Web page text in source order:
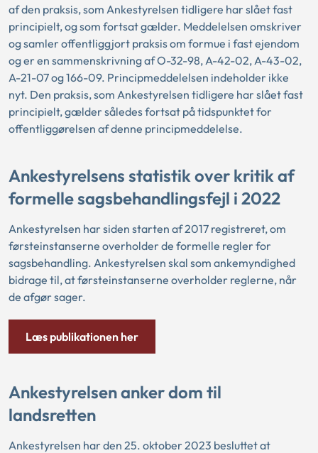
af den praksis, som Ankestyrelsen tidligere har slået fast
principielt, og som fortsat gælder. Meddelelsen omskriver
og samler offentliggjort praksis om formue i fast ejendom
og er en sammenskrivning af O-32-98, A-42-02, A-43-02,
A-21-07 og 166-09. Principmeddelelsen indeholder ikke
nyt. Den praksis, som Ankestyrelsen tidligere har slået fast
principielt, gælder således fortsat på tidspunktet for
offentliggørelsen af denne principmeddelelse.
Ankestyrelsens statistik over kritik af
formelle sagsbehandlingsfejl i 2022
Ankestyrelsen har siden starten af 2017 registreret, om
førsteinstanserne overholder de formelle regler for
sagsbehandling. Ankestyrelsen skal som ankemyndighed
bidrage til, at førsteinstanserne overholder reglerne, når
de afgør sager.
Læs publikationen her
Ankestyrelsen anker dom til
landsretten
Ankestyrelsen har den 25. oktober 2023 besluttet at